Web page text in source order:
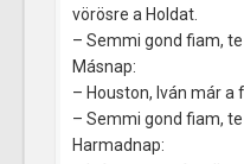
vörösre a Holdat.
– Semmi gond fiam,
Másnap:
– Houston, Iván már
– Semmi gond fiam,
Harmadnap: